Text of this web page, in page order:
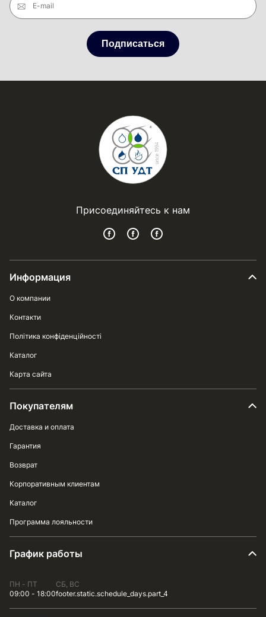
E-mail
Подписаться
Присоединяйтесь к нам
Информация
О компании
Контакти
Політика конфіденційності
Каталог
Карта сайта
Покупателям
Доставка и оплата
Гарантия
Возврат
Корпоративным клиентам
Каталог
Программа лояльности
График работы
ПН - ПТ
09:00 - 18:00
СБ, ВС
footer.static.schedule_days.part_4